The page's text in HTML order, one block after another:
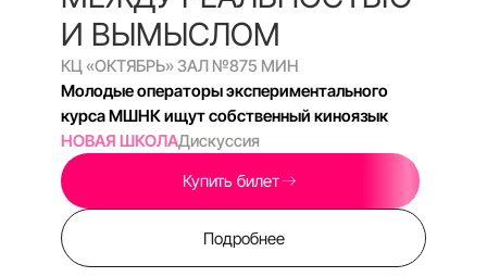
СБ, СЕНТЯБРЬ 5, 2026 20:30
ЗНАЕШЬ, ТАК БЫВАЕТ
КЦ «ОКТЯБРЬ» ЗАЛ №9 101 МИН
Выпускники детдомов остаются один на один
со взрослой жизнью
ДОК ТЕРАПИЯ